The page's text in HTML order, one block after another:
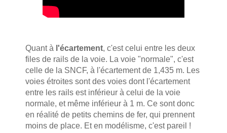
Quant à l'écartement, c'est celui entre les deux
files de rails de la voie. La voie "normale", c'est
celle de la SNCF, à l'écartement de 1,435 m. Les
voies étroites sont des voies dont l'écartement
entre les rails est inférieur à celui de la voie
normale, et même inférieur à 1 m. Ce sont donc
en réalité de petits chemins de fer, qui prennent
moins de place. Et en modélisme, c'est pareil !